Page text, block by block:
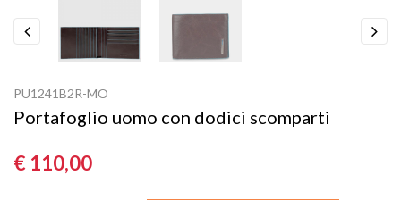
PU1241B2R-MO
Portafoglio uomo con dodici scomparti
€ 110,00